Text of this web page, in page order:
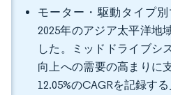
モーター・駆動タイプ
2025年のアジア太平洋地
した。ミッドドライブシ
向上への需要の高まりに
12.05%のCAGRを記録する